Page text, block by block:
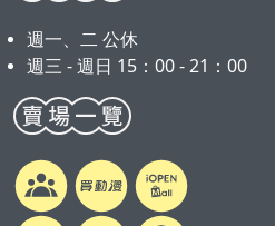
週一、二 公休
週三 - 週日 15：00 - 21：00